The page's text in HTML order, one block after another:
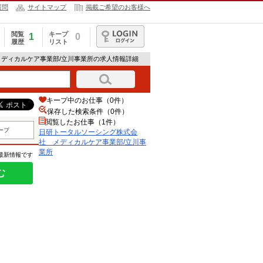
問 サイトマップ 掲載ご希望のお客様へ
閲覧
履歴
1
キープ
リスト
0
ログイン
ィカルケア事業部/立川事業所の求人情報詳細
プ
新情報です
キープ中のお仕事（0件）
保存した検索条件（0件）
閲覧したお仕事（1件）
日研トータルソーシング株式会
社 メディカルケア事業部/立川事
業所